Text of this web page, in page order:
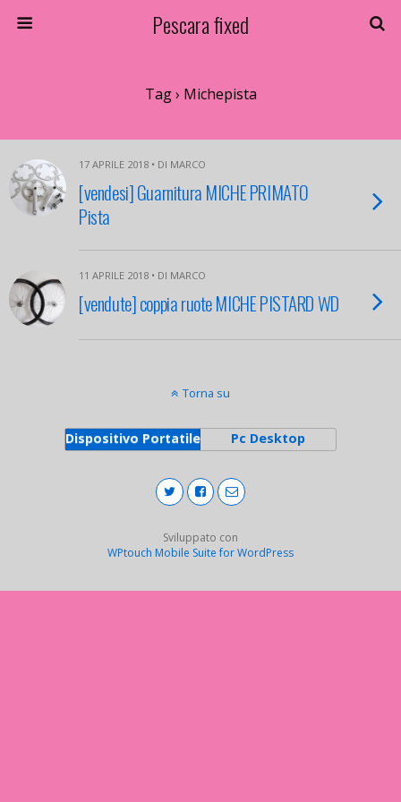
Pescara fixed
Tag › Michepista
17 APRILE 2018 • DI MARCO
[vendesi] Guarnitura MICHE PRIMATO
Pista
11 APRILE 2018 • DI MARCO
[vendute] coppia ruote MICHE PISTARD WD
Torna su
Dispositivo Portatile Pc Desktop
Sviluppato con
WPtouch Mobile Suite for WordPress